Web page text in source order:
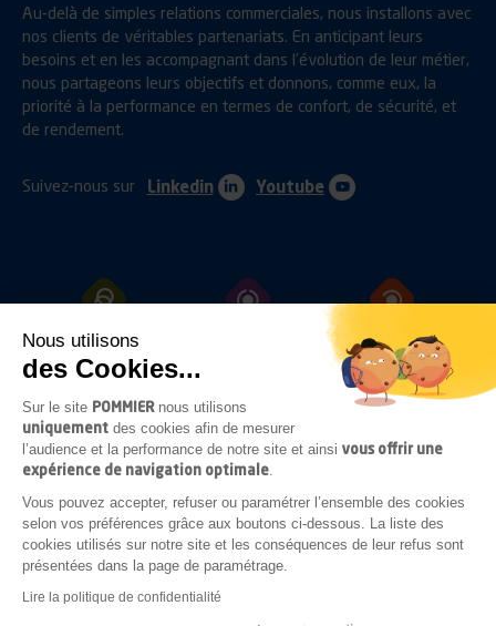
Nous utilisons
des Cookies...
Sur le site POMMIER nous utilisons
uniquement des cookies afin de mesurer
l’audience et la performance de notre site et ainsi vous offrir une
expérience de navigation optimale.
Vous pouvez accepter, refuser ou paramétrer l’ensemble des cookies
selon vos préférences grâce aux boutons ci-dessous. La liste des
cookies utilisés sur notre site et les conséquences de leur refus sont
présentées dans la page de paramétrage.
Lire la politique de confidentialité
Au-delà de simples relations commerciales, nous installons avec
nos clients de véritables partenariats. En anticipant leurs
besoins et en les accompagnant dans l’évolution de leur métier,
nous partageons leurs objectifs et donnons, comme eux, la
priorité à la performance en termes de confort, de sécurité, et
de rendement.
Suivez-nous sur Linkedin Youtube
ATTELAGES FIXATIONS
OUVRANTS ECLAIRAGES
ACCESSOIRES
SOUS-CHASSIS
COMPLÉMENTS
CARROSSERIE